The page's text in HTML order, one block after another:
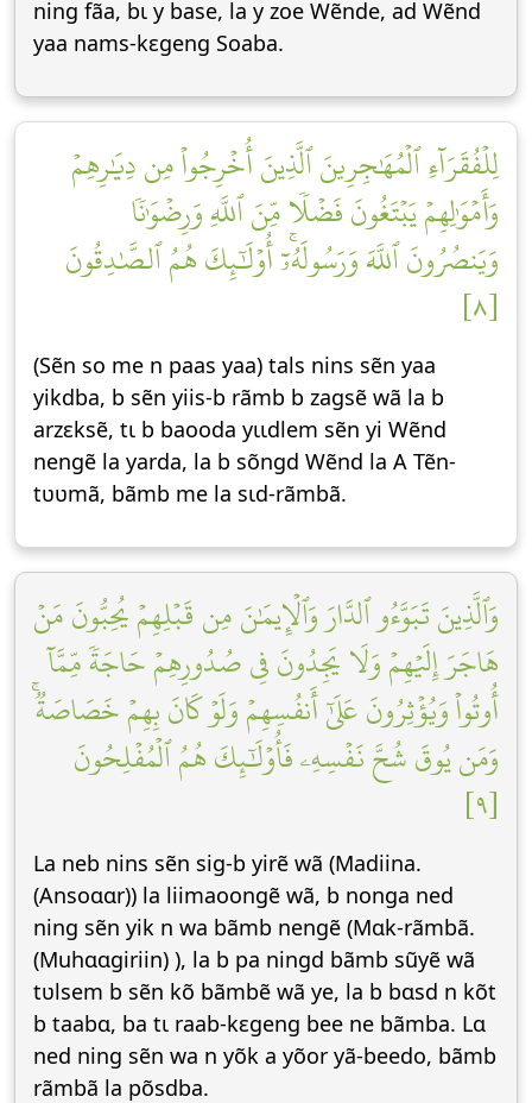
ning fãa, bɩ y base, la y zoe Wẽnde, ad Wẽnd
yaa nams-kεgeng Soaba.
لِلۡفُقَرَآءِ ٱلۡمُهَٰجِرِينَ ٱلَّذِينَ أُخۡرِجُواْ مِن دِيَٰرِهِمۡ
وَأَمۡوَٰلِهِمۡ يَبۡتَغُونَ فَضۡلٗا مِّنَ ٱللَّهِ وَرِضۡوَٰنٗا
وَيَنصُرُونَ ٱللَّهَ وَرَسُولَهُۥٓۚ أُوْلَٰٓئِكَ هُمُ ٱلصَّٰدِقُونَ
[٨]
(Sẽn so me n paas yaa) tals nins sẽn yaa
yikdba, b sẽn yiis-b rãmb b zagsẽ wã la b
arzεksẽ, tɩ b baooda yɩɩdlem sẽn yi Wẽnd
nengẽ la yarda, la b sõngd Wẽnd la A Tẽn-
tʋʋmã, bãmb me la sɩd-rãmbã.
وَٱلَّذِينَ تَبَوَّءُو ٱلدَّارَ وَٱلۡإِيمَٰنَ مِن قَبۡلِهِمۡ يُحِبُّونَ مَنۡ
هَاجَرَ إِلَيۡهِمۡ وَلَا يَجِدُونَ فِي صُدُورِهِمۡ حَاجَةٗ مِّمَّآ
أُوتُواْ وَيُؤۡثِرُونَ عَلَىٰٓ أَنفُسِهِمۡ وَلَوۡ كَانَ بِهِمۡ خَصَاصَةٞۚ
وَمَن يُوقَ شُحَّ نَفۡسِهِۦ فَأُوْلَٰٓئِكَ هُمُ ٱلۡمُفۡلِحُونَ
[٩]
La neb nins sẽn sig-b yirẽ wã (Madiina.
(Ansoɑɑr)) la liimaoongẽ wã, b nonga ned
ning sẽn yik n wa bãmb nengẽ (Mɑk-rãmbã.
(Muhɑɑgiriin) ), la b pa ningd bãmb sũyẽ wã
tʋlsem b sẽn kõ bãmbẽ wã ye, la b bɑsd n kõt
b taabɑ, ba tɩ raab-kεgeng bee ne bãmba. Lɑ
ned ning sẽn wa n yõk a yõor yã-beedo, bãmb
rãmbã la põsdba.